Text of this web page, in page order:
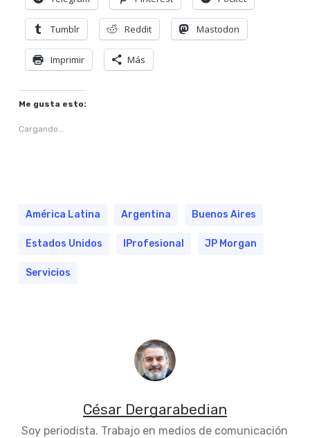
Tumblr Reddit Mastodon
Imprimir Más
Me gusta esto:
Cargando...
América Latina Argentina Buenos Aires
Estados Unidos IProfesional JP Morgan
Servicios
César Dergarabedian
Soy periodista. Trabajo en medios de comunicación